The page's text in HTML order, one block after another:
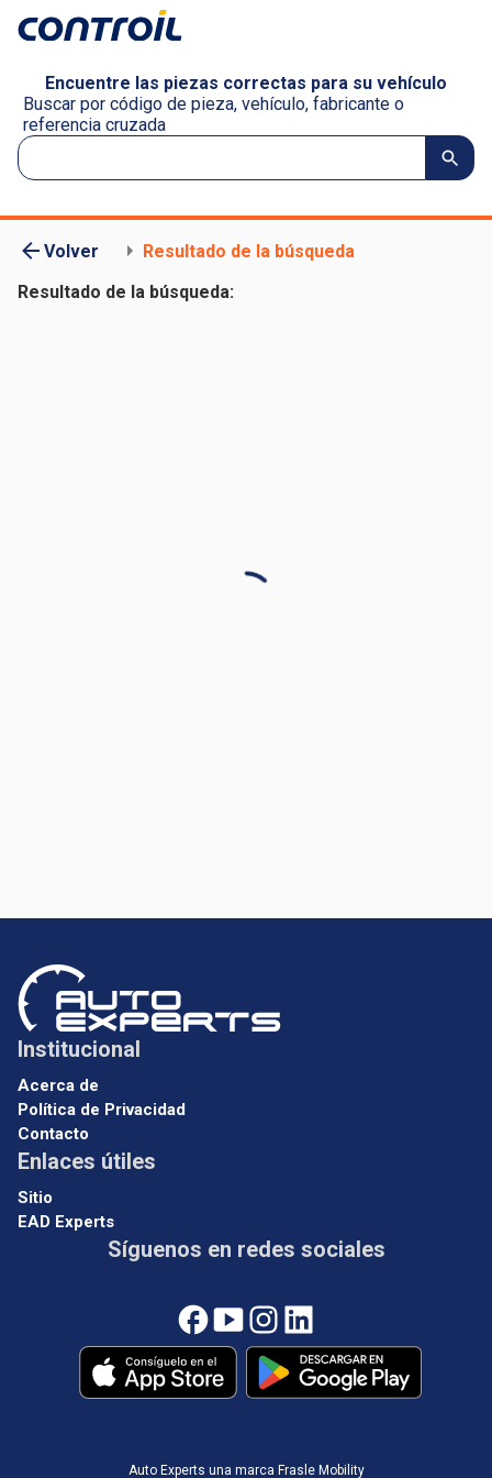
Encuentre las piezas correctas para su vehículo
Buscar por código de pieza, vehículo, fabricante o
referencia cruzada
Volver
Resultado de la búsqueda
Resultado de la búsqueda:
Institucional
Acerca de
Política de Privacidad
Contacto
Enlaces útiles
Sitio
EAD Experts
Síguenos en redes sociales
Auto Experts una marca Frasle Mobility